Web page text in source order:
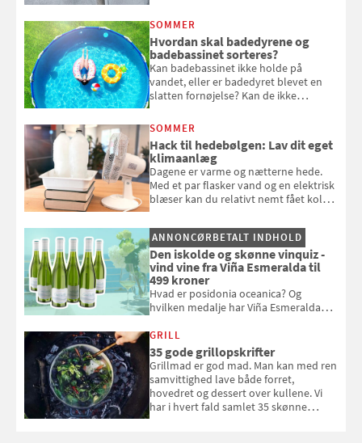
at bede naboen om at vande eller
komme hjem til døde planter
SOMMER
Hvordan skal badedyrene og
badebassinet sorteres?
Kan badebassinet ikke holde på
vandet, eller er badedyret blevet en
slatten fornøjelse? Kan de ikke
opmærksom, når du smider
badebassinet eller et badedyr ud
SOMMER
Hack til hedebølgen: Lav dit eget
klimaanlæg
Dagene er varme og nætterne hede.
Med et par flasker vand og en elektrisk
blæser kan du relativt nemt fået koldt
og se, hvordan du gør
ANNONCØRBETALT INDHOLD
Den iskolde og skønne vinquiz -
vind vine fra Viña Esmeralda til
499 kroner
Hvad er posidonia oceanica? Og
hvilken medalje har Viña Esmeralda
med i Samvirkes skønne vinquiz, hvor
du kan vinde 6 flasker vin fra Viña
Esmeralda. Konkurrencen slutter 1.
september 2026.
GRILL
35 gode grillopskrifter
Grillmad er god mad. Man kan med ren
samvittighed lave både forret,
hovedret og dessert over kullene. Vi
har i hvert fald samlet 35 skønne